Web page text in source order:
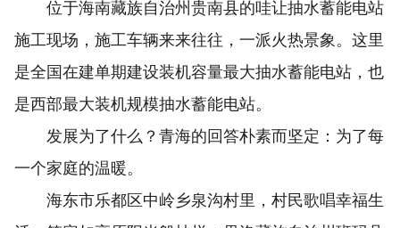
位于海南藏族自治州贵南县的哇让抽水蓄能电站
施工现场，施工车辆来来往往，一派火热景象。这里
是全国在建单期建设装机容量最大抽水蓄能电站，也
是西部最大装机规模抽水蓄能电站。
发展为了什么？青海的回答朴素而坚定：为了每
一个家庭的温暖。
海东市乐都区中岭乡泉沟村里，村民歌唱幸福生